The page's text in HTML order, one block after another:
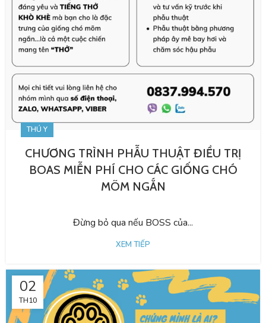
THÚ Y
CHƯƠNG TRÌNH PHẪU THUẬT ĐIỀU TRỊ
BOAS MIỄN PHÍ CHO CÁC GIỐNG CHÓ
MÕM NGẮN
Đừng bỏ qua nếu BOSS của...
XEM TIẾP
02
TH10